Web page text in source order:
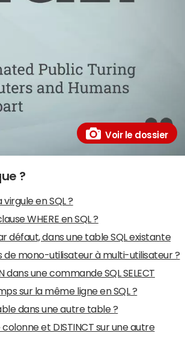
Voir le dossier
?
en SQL ?
WHERE en SQL ?
défaut, dans une table SQL existante
mono-utilisateur à multi-utilisateur ?
dans une commande SQL SELECT
sur la même ligne en SQL ?
dans une autre table ?
colonne et DISTINCT sur une autre